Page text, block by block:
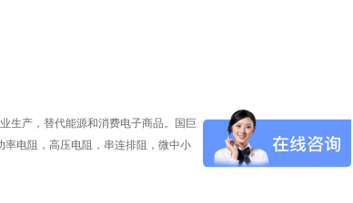
生产，替代能源和消费电子商品。国巨
电阻，高压电阻，串连排阻，微中小